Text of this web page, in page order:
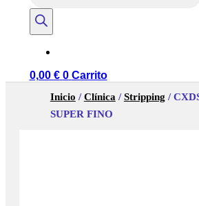
0,00 € 0 Carrito
Inicio /Clínica /Stripping /
SUPER FINO